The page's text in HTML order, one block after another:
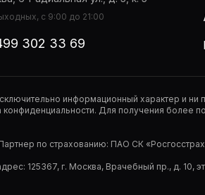
с 9:00 до 21:00
302 33 69
информационный характер и
Для получения более
по страхованию: ПАО СК
125367, г. Москва, Врачебный пр., д.